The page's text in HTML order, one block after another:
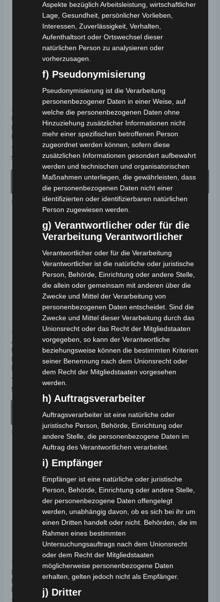
Kostenloser Versand
URBAN QH-T ELEKTRO-
KABINENROLLER 25-45
KM/H
Bewertet
mit
0
5.990,00 € *
AUSFÜHRUNG
WÄHLEN
Produkt
weist
mehrere
auf.
Die
Optionen
können
auf
der
Produktseite
gewählt
werden
Elektro-Fahrzeuge
Kostenloser Versand
URBAN EV31 ELEKTRO-
KABINENROLLER 25-45
KM/H
Bewertet
0
5
5.990,00€ *
AUSFÜHRUNG
WÄHLEN
Elektro-Fahrzeuge
Kostenloser Versand
AMOTO PICKUP YB
ELEKTRO-
NUTZFAHRZEUG 40
KM/H
Bewertet
mit
0
5.990,00
WÄHLEN
Dieses
mehrere
Varianten
auf.
Die
Optionen
können
auf
der
Produktseite
Elektro-Fahrzeuge
Kostenloser Versand
BOMA X9 ELEKTRO-
KABINENROLLER 45
KM/H
von
5 IN DEN WARENKORB
Elektro-Fahrzeuge
Kostenloser Versand
BOMA X5 ELEKTRO-
KABINENROLLER 25-45
KM/H
Produkt
weist
mehrere
Varianten
auf.
Die
Optionen
können
Kostenloser Versand
Volta EV1 Elektro-
Kabinenroller L6e bis zu
Aspekte bezüglich Arbeitsleistung, wirtschaftlicher
Lage, Gesundheit, persönlicher Vorlieben,
Interessen, Zuverlässigkeit, Verhalten,
Aufenthaltsort oder Ortswechsel dieser
natürlichen Person zu analysieren oder
vorherzusagen.
f) Pseudonymisierung
Pseudonymisierung ist die Verarbeitung
personenbezogener Daten in einer Weise, auf
welche die personenbezogenen Daten ohne
Hinzuziehung zusätzlicher Informationen nicht
mehr einer spezifischen betroffenen Person
zugeordnet werden können, sofern diese
zusätzlichen Informationen gesondert aufbewahrt
werden und technischen und organisatorischen
Maßnahmen unterliegen, die gewährleisten, dass
die personenbezogenen Daten nicht einer
identifizierten oder identifizierbaren natürlichen
Person zugewiesen werden.
g) Verantwortlicher oder für die
Verarbeitung Verantwortlicher
Verantwortlicher oder für die Verarbeitung
Verantwortlicher ist die natürliche oder juristische
Person, Behörde, Einrichtung oder andere Stelle,
die allein oder gemeinsam mit anderen über die
Zwecke und Mittel der Verarbeitung von
personenbezogenen Daten entscheidet. Sind die
Zwecke und Mittel dieser Verarbeitung durch das
Unionsrecht oder das Recht der Mitgliedstaaten
vorgegeben, so kann der Verantwortliche
beziehungsweise können die bestimmten Kriterien
seiner Benennung nach dem Unionsrecht oder
dem Recht der Mitgliedstaaten vorgesehen
werden.
h) Auftragsverarbeiter
Auftragsverarbeiter ist eine natürliche oder
juristische Person, Behörde, Einrichtung oder
andere Stelle, die personenbezogene Daten im
Auftrag des Verantwortlichen verarbeitet.
i) Empfänger
Empfänger ist eine natürliche oder juristische
Person, Behörde, Einrichtung oder andere Stelle,
der personenbezogene Daten offengelegt
werden, unabhängig davon, ob es sich bei ihr um
einen Dritten handelt oder nicht. Behörden, die im
Rahmen eines bestimmten
Untersuchungsauftrags nach dem Unionsrecht
oder dem Recht der Mitgliedstaaten
möglicherweise personenbezogene Daten
erhalten, gelten jedoch nicht als Empfänger.
j) Dritter